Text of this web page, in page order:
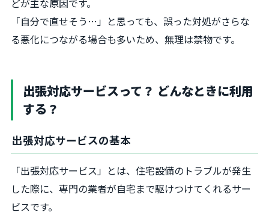
どが主な原因です。
「自分で直せそう…」と思っても、誤った対処がさらな
る悪化につながる場合も多いため、無理は禁物です。
出張対応サービスって？ どんなときに利用
する？
出張対応サービスの基本
「出張対応サービス」とは、住宅設備のトラブルが発生
した際に、専門の業者が自宅まで駆けつけてくれるサー
ビスです。